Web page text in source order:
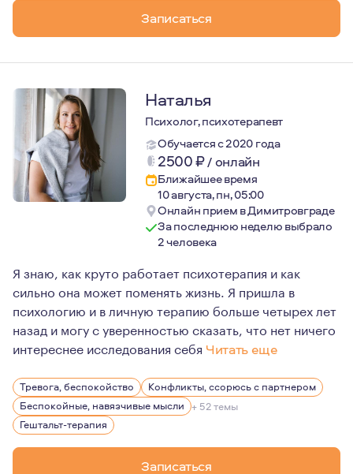
Записаться
Наталья
Психолог, психотерапевт
Обучается с 2020 года
2500₽/ онлайн
Ближайшее время
10 августа, пн, 05:00
Онлайн прием в Димитровграде
За последнюю неделю выбрало
2 человека
Я знаю, как круто работает психотерапия и как
сильно она может поменять жизнь. Я пришла в
психологию и в личную терапию больше четырех лет
назад и могу с уверенностью сказать, что нет ничего
интереснее исследования себя Читать еще
Я верю, что терапия — это путь, который ведет к
Тревога, беспокойство
Конфликты, ссорюсь с партнером
Беспокойные, навязчивые мысли + 52 темы
Гештальт-терапия
Записаться